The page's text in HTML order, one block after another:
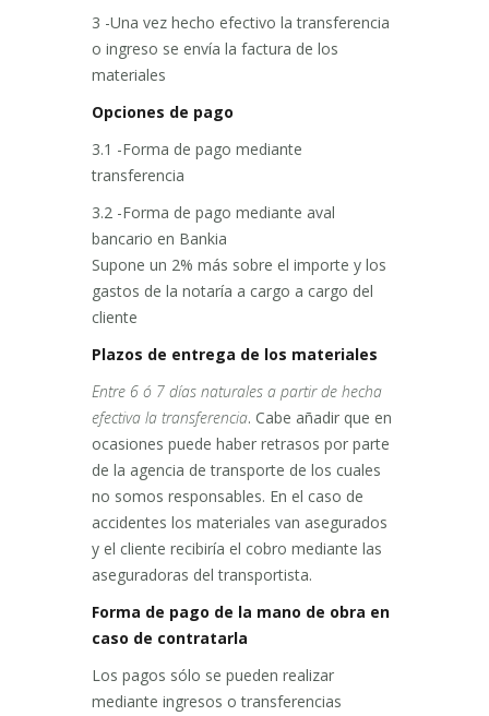
3 -Una vez hecho efectivo la transferencia
o ingreso se envía la factura de los
materiales
Opciones de pago
3.1 -Forma de pago mediante
transferencia
3.2 -Forma de pago mediante aval
bancario en Bankia
Supone un 2% más sobre el importe y los
gastos de la notaría a cargo a cargo del
cliente
Plazos de entrega de los materiales
Entre 6 ó 7 días naturales a partir de hecha
efectiva la transferencia. Cabe añadir que en
ocasiones puede haber retrasos por parte
de la agencia de transporte de los cuales
no somos responsables. En el caso de
accidentes los materiales van asegurados
y el cliente recibiría el cobro mediante las
aseguradoras del transportista.
Forma de pago de la mano de obra en
caso de contratarla
Los pagos sólo se pueden realizar
mediante ingresos o transferencias